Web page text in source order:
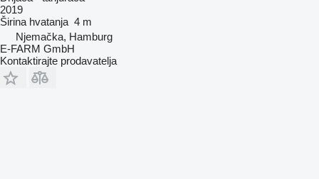
2019
Širina hvatanja 4 m
Njemačka, Hamburg
E-FARM GmbH
Kontaktirajte prodavatelja